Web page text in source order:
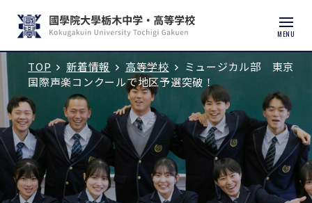
MENU
入試説明会・学校見学
学校紹介
中学校
高等学校
TOP 新着情報 高等学校
ミュージカル部 東京
国際声楽コンクールで地区予選突破！